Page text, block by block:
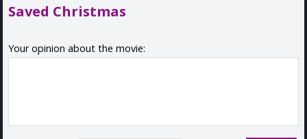
Saved Christmas
Your opinion about the movie: